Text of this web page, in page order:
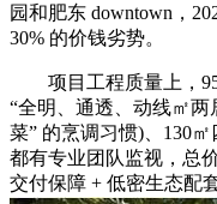
园和肥东 downtown，
30% 的价钱劣势。
项目工程质量上，95-
“全明、通透、动线㎡两
菜” 的烹调习惯)、130
都有专业团队监视，总
交付保障 + 低密生态配